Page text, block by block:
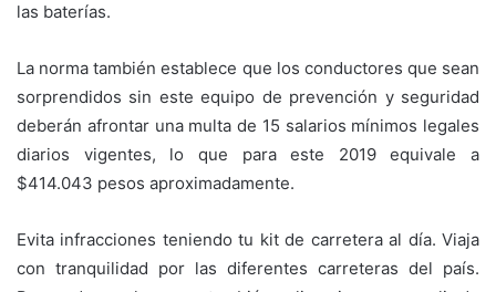
las baterías.
La norma también establece que los conductores que sean
sorprendidos sin este equipo de prevención y seguridad
deberán afrontar una multa de 15 salarios mínimos legales
diarios vigentes, lo que para este 2019 equivale a
$414.043 pesos aproximadamente.
Evita infracciones teniendo tu kit de carretera al día. Viaja
con tranquilidad por las diferentes carreteras del país.